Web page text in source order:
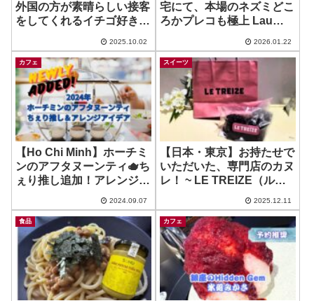
外国の方が素晴らしい接客
をしてくれるイチゴ好きの
神店
2025.10.02
宅にて、本場のネズミどこ
ろかプレコも極上 Lau
た！（狂喜）
2026.01.22
カフェ
【Ho Chi Minh】ホーチミ
ンのアフタヌーンティ🫖ち
ぇり推し追加！アレンジア
いのお知らせも！（2024
年９月時点）
2024.09.07
スイーツ
【日本・東京】お持たせで
いただいた、専門店のカヌ
レ！ ~ LE TREIZE（ルト
2025.12.11
食品 カフェ